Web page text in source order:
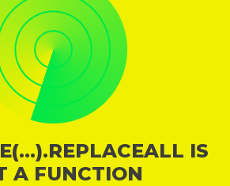
IS
A FUNCTION